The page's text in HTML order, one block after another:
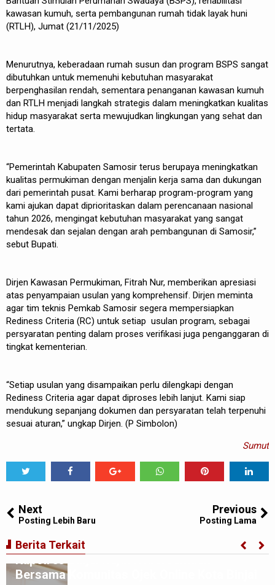
kawasan kumuh, serta pembangunan rumah tidak layak huni
(RTLH), Jumat (21/11/2025)
Menurutnya, keberadaan rumah susun dan program BSPS sangat
dibutuhkan untuk memenuhi kebutuhan masyarakat
berpenghasilan rendah, sementara penanganan kawasan kumuh
dan RTLH menjadi langkah strategis dalam meningkatkan kualitas
hidup masyarakat serta mewujudkan lingkungan yang sehat dan
tertata.
“Pemerintah Kabupaten Samosir terus berupaya meningkatkan
kualitas permukiman dengan menjalin kerja sama dan dukungan
dari pemerintah pusat. Kami berharap program-program yang
kami ajukan dapat diprioritaskan dalam perencanaan nasional
tahun 2026, mengingat kebutuhan masyarakat yang sangat
mendesak dan sejalan dengan arah pembangunan di Samosir,”
sebut Bupati.
Dirjen Kawasan Permukiman, Fitrah Nur, memberikan apresiasi
atas penyampaian usulan yang komprehensif. Dirjen meminta
agar tim teknis Pemkab Samosir segera mempersiapkan
Rediness Criteria (RC) untuk setiap usulan program, sebagai
persyaratan penting dalam proses verifikasi juga penganggaran di
tingkat kementerian.
“Setiap usulan yang disampaikan perlu dilengkapi dengan
Rediness Criteria agar dapat diproses lebih lanjut. Kami siap
mendukung sepanjang dokumen dan persyaratan telah terpenuhi
sesuai aturan,” ungkap Dirjen. (P Simbolon)
Sumut
Next
Posting Lebih Baru
Previous
Posting Lama
Berita Terkait
Bersama Komunitas Ojek Online Kota Binjai